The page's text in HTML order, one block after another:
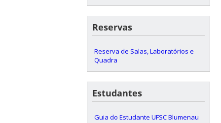
Reservas
Reserva de Salas, Laboratórios e
Quadra
Estudantes
Guia do Estudante UFSC Blumenau